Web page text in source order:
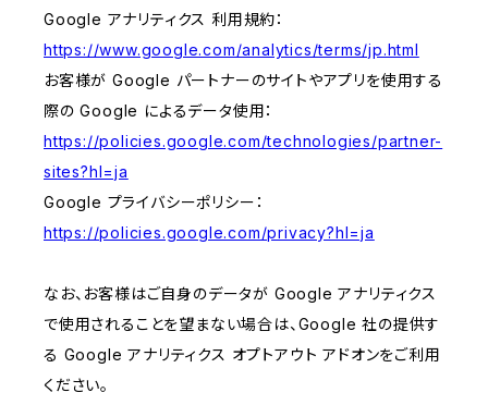
Google アナリティクス 利用規約：
https://www.google.com/analytics/terms/jp.html
お客様が Google パートナーのサイトやアプリを使用する
際の Google によるデータ使用：
https://policies.google.com/technologies/partner-
sites?hl=ja
Google プライバシーポリシー：
https://policies.google.com/privacy?hl=ja
なお、お客様はご自身のデータが Google アナリティクス
で使用されることを望まない場合は、Google 社の提供す
る Google アナリティクス オプトアウト アドオンをご利用
ください。